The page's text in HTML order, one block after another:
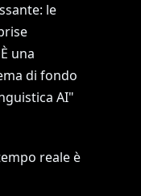
le
una
di fondo
AI"
reale è